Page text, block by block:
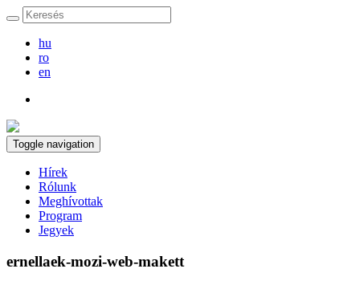
hu
ro
en
Toggle navigation
Hírek
Rólunk
Meghívottak
Program
Jegyek
ernellaek-mozi-web-makett